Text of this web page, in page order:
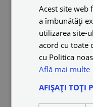
Cum să selectați
Acest site web
a îmbunătăți
utilizarea site-
acord cu toate
cu Politica
Află mai multe
AFIȘAȚI TOȚI